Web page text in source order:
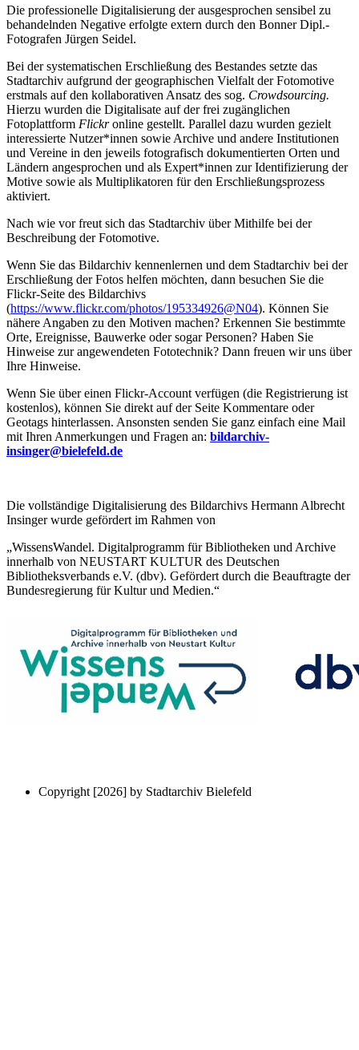
Die professionelle Digitalisierung der ausgesprochen sensibel zu
behandelnden Negative erfolgte extern durch den Bonner Dipl.-
Fotografen Jürgen Seidel.
Bei der systematischen Erschließung des Bestandes setzte das
Stadtarchiv aufgrund der geographischen Vielfalt der Fotomotive
erstmals auf den kollaborativen Ansatz des sog. Crowdsourcing.
Hierzu wurden die Digitalisate auf der frei zugänglichen
Fotoplattform Flickronline gestellt. Parallel dazu wurden gezielt
interessierte Nutzer*innen sowie Archive und andere Institutionen
und Vereine in den jeweils fotografisch dokumentierten Orten und
Ländern angesprochen und als Expert*innen zur Identifizierung der
Motive sowie als Multiplikatoren für den Erschließungsprozess
aktiviert.
Nach wie vor freut sich das Stadtarchiv über Mithilfe bei der
Beschreibung der Fotomotive.
Wenn Sie das Bildarchiv kennenlernen und dem Stadtarchiv bei der
Erschließung der Fotos helfen möchten, dann besuchen Sie die
Flickr-Seite des Bildarchivs
(https://www.flickr.com/photos/195334926@N04). Können Sie
nähere Angaben zu den Motiven machen? Erkennen Sie bestimmte
Orte, Ereignisse, Bauwerke oder sogar Personen? Haben Sie
Hinweise zur angewendeten Fototechnik? Dann freuen wir uns über
Ihre Hinweise.
Wenn Sie über einen Flickr-Account verfügen (die Registrierung ist
kostenlos), können Sie direkt auf der Seite Kommentare oder
Geotags hinterlassen. Ansonsten senden Sie ganz einfach eine Mail
mit Ihren Anmerkungen und Fragen an: bildarchiv-
insinger@bielefeld.de
Die vollständige Digitalisierung des Bildarchivs Hermann Albrecht
Insinger wurde gefördert im Rahmen von
„WissensWandel. Digitalprogramm für Bibliotheken und Archive
innerhalb von NEUSTART KULTUR des Deutschen
Bibliotheksverbands e.V. (dbv). Gefördert durch die Beauftragte der
Bundesregierung für Kultur und Medien.“
Copyright [2026] by Stadtarchiv Bielefeld